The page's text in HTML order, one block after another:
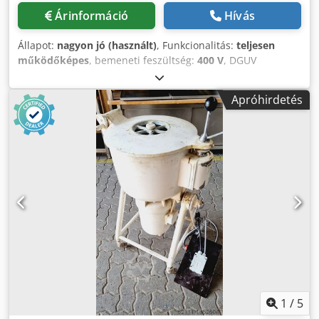
Árinformáció Hívás
Állapot: nagyon jó (használt), Funkcionalitás: teljesen
működőképes, bemeneti feszültség: 400 V, DGUV
tanúsítvánnyal rendelkezik eddig:
660 mm, teljes szélesség:710 mm, teljes magasság:1 650
mm, bemeneti frekvencia:50 Hz, bemeneti áram típusa:
háromfázisú
, TOP kenyérmaradék aprító Diosna/Oase
Modell: RZ 3 Credpfjvx Ixasx Ah Usf "az univerzális aprító"
Rozsdamentes acél kivitel adagoló tölcsérrel Csatlakozás:
400V, 16A-CEE dugó Méretek: 710 x 660 x 1650mm,
SzxMxM Használt gép garanciával Opciók: Szita
Karbantartási szerződés Kiszállítás Szerviz csomag
Betanítás és üzembe helyezés Lízing & bérleti szolgáltatás
Számos további kenyérmaradék aprító raktáron!
Apróhirdetés
1 / 5